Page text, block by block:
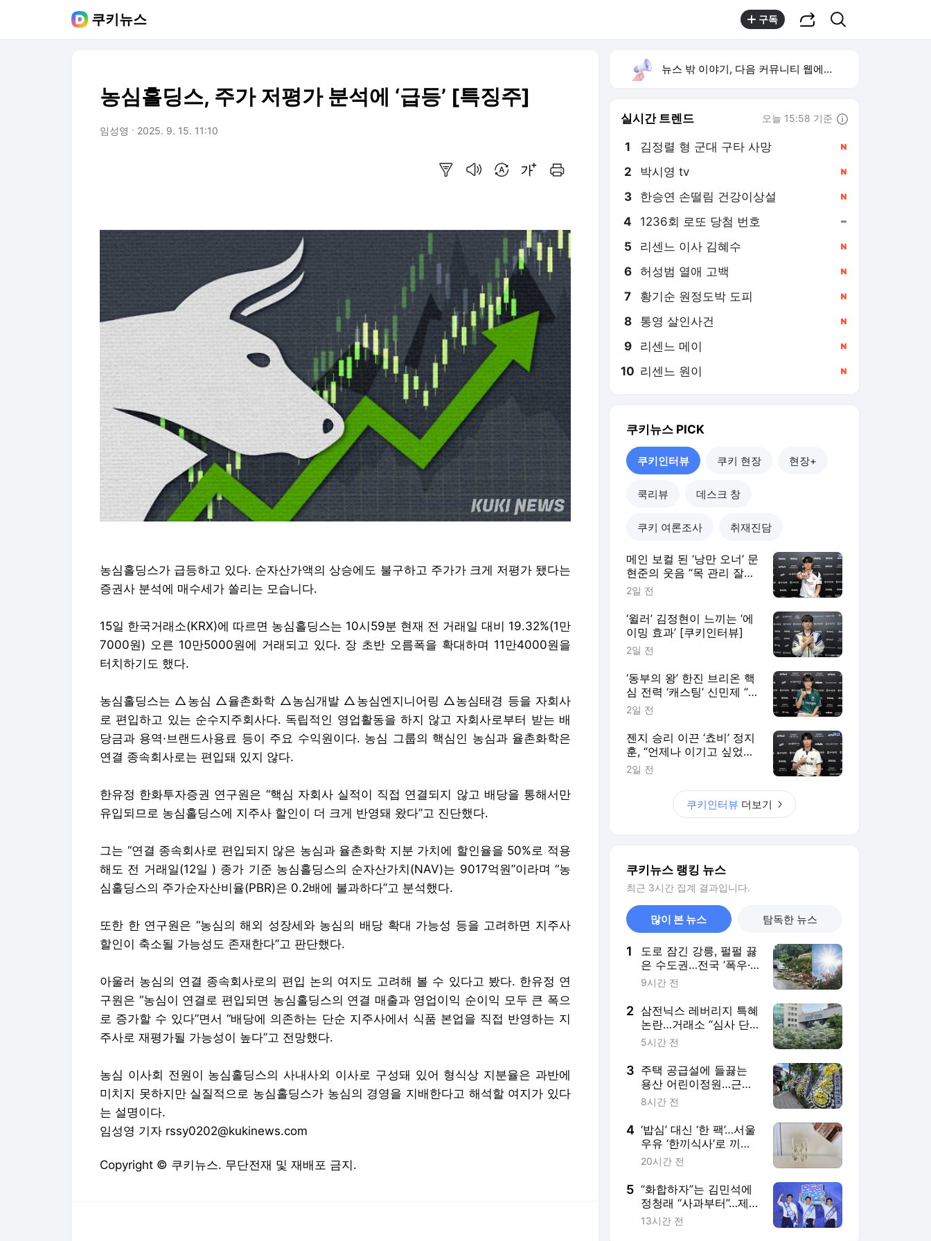
쿠키뉴스 구독
농심홀딩스, 주가 저평가 분석에 ‘급등’ [특징주]
임성영 2025. 9. 15. 11:10
농심홀딩스가 급등하고 있다. 순자산가액의 상승에도 불구하고 주가가 크게 저평가 됐다는
증권사 분석에 매수세가 쏠리는 모습니다.
15일 한국거래소(KRX)에 따르면 농심홀딩스는 10시59분 현재 전 거래일 대비 19.32%(1만
7000원) 오른 10만5000원에 거래되고 있다. 장 초반 오름폭을 확대하며 11만4000원을
터치하기도 했다.
농심홀딩스는 △농심 △율촌화학 △농심개발 △농심엔지니어링 △농심태경 등을 자회사
로 편입하고 있는 순수지주회사다. 독립적인 영업활동을 하지 않고 자회사로부터 받는 배
당금과 용역·브랜드사용료 등이 주요 수익원이다. 농심 그룹의 핵심인 농심과 율촌화학은
연결 종속회사로는 편입돼 있지 않다.
한유정 한화투자증권 연구원은 “핵심 자회사 실적이 직접 연결되지 않고 배당을 통해서만
유입되므로 농심홀딩스에 지주사 할인이 더 크게 반영돼 왔다”고 진단했다.
그는 “연결 종속회사로 편입되지 않은 농심과 율촌화학 지분 가치에 할인율을 50%로 적용
해도 전 거래일(12일 ) 종가 기준 농심홀딩스의 순자산가치(NAV)는 9017억원”이라며 “농
심홀딩스의 주가순자산비율(PBR)은 0.2배에 불과하다”고 분석했다.
또한 한 연구원은 “농심의 해외 성장세와 농심의 배당 확대 가능성 등을 고려하면 지주사
할인이 축소될 가능성도 존재한다”고 판단했다.
아울러 농심의 연결 종속회사로의 편입 논의 여지도 고려해 볼 수 있다고 봤다. 한유정 연
구원은 “농심이 연결로 편입되면 농심홀딩스의 연결 매출과 영업이익 순이익 모두 큰 폭으
로 증가할 수 있다”면서 “배당에 의존하는 단순 지주사에서 식품 본업을 직접 반영하는 지
주사로 재평가될 가능성이 높다”고 전망했다.
농심 이사회 전원이 농심홀딩스의 사내사외 이사로 구성돼 있어 형식상 지분율은 과반에
미치지 못하지만 실질적으로 농심홀딩스가 농심의 경영을 지배한다고 해석할 여지가 있다
는 설명이다.
임성영 기자 rssy0202@kukinews.com
Copyright © 쿠키뉴스. 무단전재 및 재배포 금지.
뉴스 밖 이야기, 다음 커뮤니티 웹에서 보기
실시간 트렌드 오늘 15:58 기준
1 김정렬 형 군대 구타 사망
3 한승연 손떨림 건강이상설
4 1236회 로또 당첨 번호
5 리센느 이사 김혜수
6 허성범 열애 고백
7 황기순 원정도박 도피
8 통영 살인사건
9 리센느 메이
10 리센느 원이
쿠키뉴스 PICK
쿠키인터뷰 쿠키 현장 현장+
쿡리뷰 데스크 창
쿠키 여론조사 취재진담
메인 보컬 된 ‘낭만 오너’ 문
현준의 웃음 “목 관리 잘해
야죠” [쿠키인터뷰]
2일 전
‘윌러’ 김정현이 느끼는 ‘에
이밍 효과’ [쿠키인터뷰]
2일 전
‘동부의 왕’ 한진 브리온 핵
심 전력 ‘캐스팅’ 신민제 “팬
들에게 좋은 경기력으로 보
2일 전
젠지 승리 이끈 ‘쵸비’ 정지
훈, “언제나 이기고 싶었다”
[쿠키인터뷰]
2일 전
쿠키인터뷰 더보기
쿠키뉴스 랭킹 뉴스
최근 3시간 집계 결과입니다.
많이 본 뉴스 탐독한 뉴스
1
도로 잠긴 강릉, 펄펄 끓
은 수도권…전국 ‘폭우·
폭염’ 극과 극
9시간 전
2 삼전닉스 레버리지 특혜
논란…거래소 “심사 단
축 사실 무근”
5시간 전
3 주택 공급설에 들끓는
용산 어린이정원…근조
화환까지 등장
8시간 전
4 ‘밥심’ 대신 ‘한 팩’…서울
우유 ‘한끼식사’로 끼니
해결될까 [리뷰로그]
20시간 전
5 “화합하자”는 김민석에
정청래 “사과부터”…제
주서 與 전대 충돌
13시간 전